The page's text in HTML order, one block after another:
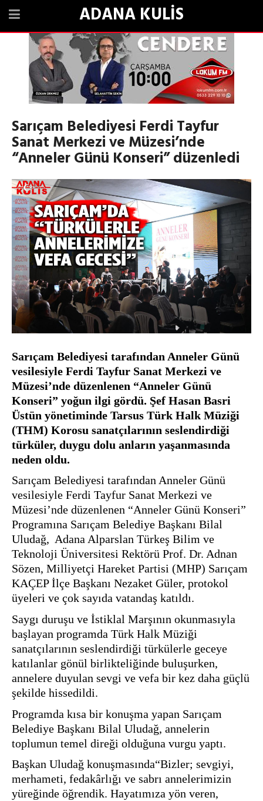
ADANA KULİS
Sarıçam Belediyesi Ferdi Tayfur
Sanat Merkezi ve Müzesi’nde
“Anneler Günü Konseri” düzenledi
Sarıçam Belediyesi tarafından Anneler Günü
vesilesiyle Ferdi Tayfur Sanat Merkezi ve
Müzesi’nde düzenlenen “Anneler Günü
Konseri” yoğun ilgi gördü. Şef Hasan Basri
Üstün yönetiminde Tarsus Türk Halk Müziği
(THM) Korosu sanatçılarının seslendirdiği
türküler, duygu dolu anların yaşanmasında
neden oldu.
Sarıçam Belediyesi tarafından Anneler Günü
vesilesiyle Ferdi Tayfur Sanat Merkezi ve
Müzesi’nde düzenlenen “Anneler Günü Konseri”
Programına Sarıçam Belediye Başkanı Bilal
Uludağ,  Adana Alparslan Türkeş Bilim ve
Teknoloji Üniversitesi Rektörü Prof. Dr. Adnan
Sözen, Milliyetçi Hareket Partisi (MHP) Sarıçam
KAÇEP İlçe Başkanı Nezaket Güler, protokol
üyeleri ve çok sayıda vatandaş katıldı.
Saygı duruşu ve İstiklal Marşının okunmasıyla
başlayan programda Türk Halk Müziği
sanatçılarının seslendirdiği türkülerle geceye
katılanlar gönül birlikteliğinde buluşurken,
annelere duyulan sevgi ve vefa bir kez daha güçlü
şekilde hissedildi.
Programda kısa bir konuşma yapan Sarıçam
Belediye Başkanı Bilal Uludağ, annelerin
toplumun temel direği olduğuna vurgu yaptı.
Başkan Uludağ konuşmasında“Bizler; sevgiyi,
merhameti, fedakârlığı ve sabrı annelerimizin
yüreğinde öğrendik. Hayatımıza yön veren,